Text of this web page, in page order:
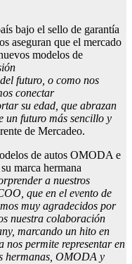
bajo el sello de garantía
aseguran que el mercado
modelos de
futuro, o como nos
conectar
su edad, que abrazan
un futuro más sencillo y
de Mercadeo.
de autos OMODA e
marca hermana
a nuestros
, que en el evento de
muy agradecidos por
nuestra colaboración
marcando un hito en
nos permite representar en
hermanas, OMODA y